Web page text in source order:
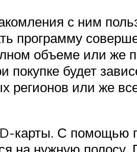
с ним
программу
объеме или же
будет
регионов или же
карты. С помощью